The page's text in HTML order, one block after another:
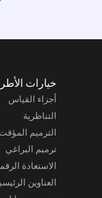
خيارات
أجزاء القياس
التناظرية
الترميم المؤقت
ترميم البراغي
الاستعادة
العناوين